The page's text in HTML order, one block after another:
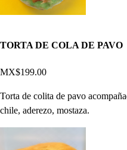
TORTA DE COLA DE PAVO
MX$199.00
Torta de colita de pavo
chile, aderezo, mostaza.